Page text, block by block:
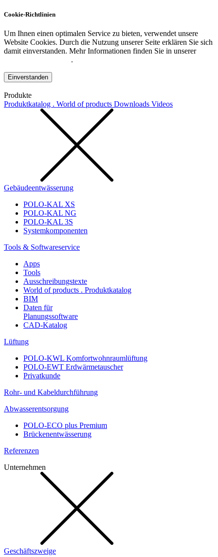
Cookie-Richtlinien
Um Ihnen einen optimalen Service zu bieten, verwendet unsere
Website Cookies. Durch die Nutzung unserer Seite erklären Sie sich
damit einverstanden. Mehr Informationen finden Sie in unserer
.
Einverstanden
Produkte
Produktkatalog . World of products Downloads Videos
Gebäudeentwässerung
POLO-KAL XS
POLO-KAL NG
POLO-KAL 3S
Systemkomponenten
Tools & Softwareservice
Apps
Tools
Ausschreibungstexte
World of products . Produktkatalog
BIM
Daten für
Planungssoftware
CAD-Katalog
Lüftung
POLO-KWL Komfortwohnraumlüftung
POLO-EWT Erdwärmetauscher
Privatkunde
Rohr- und Kabeldurchführung
Abwasserentsorgung
POLO-ECO plus Premium
Brückenentwässerung
Referenzen
Unternehmen
Geschäftszweige